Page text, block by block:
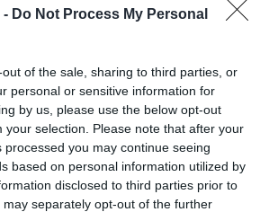
- Do Not Process My Personal
of the sale, sharing to third parties, or
personal or sensitive information for
by us, please use the below opt-out
your selection. Please note that after your
processed you may continue seeing
based on personal information utilized by
disclosed to third parties prior to
separately opt-out of the further
Πάτρα, θα διεξαχθεί το παιδικό
μία διοργάνωση της ABCinema σε
το Goethe Zentrum Patras και την Kinart.
με την υποστήριξη των πρεσβειών
Ελβετίας και Λουξεμβούργου καθώς και
της Περιφέρειας Δυτικής Ελλάδας, του
Ελλάδας και της German Films.